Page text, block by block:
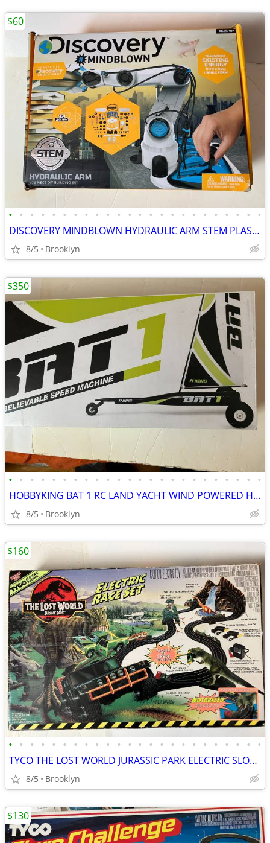
• • • • • • • • • • • • • • • • • • • • • • • •
DISCOVERY MINDBLOWN HYDRAULIC ARM STEM PLASTIC DIY BUILDING KIT SET
8/5 Brooklyn
$60
• • • • • • • • • • • • • • • • • • • • • • • •
HOBBYKING BAT 1 RC LAND YACHT WIND POWERED HIGH SPEED SAIL RACER FUN
8/5 Brooklyn
$350
• • • • • • • • • • • • • • • • • • • • • • • •
TYCO THE LOST WORLD JURASSIC PARK ELECTRIC SLOT CAR RACE SET VINTAGE
8/5 Brooklyn
$160
$130